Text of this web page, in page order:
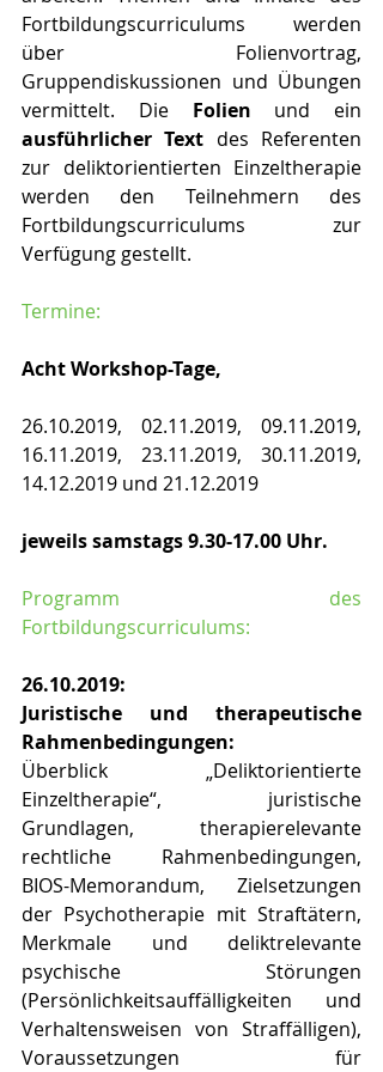
Fortbildungscurriculums werden
über Folienvortrag,
Gruppendiskussionen und Übungen
vermittelt. Die Folien
ausführlicher Text des Referenten
zur deliktorientierten Einzeltherapie
werden den Teilnehmern des
Fortbildungscurriculums zur
Verfügung gestellt.
Termine:
Acht Workshop-Tage,
26.10.2019, 02.11.2019, 09.11.2019,
16.11.2019, 23.11.2019, 30.11.2019,
14.12.2019 und 21.12.2019
jeweils samstags 9.30-17.00 Uhr.
Programm des
Fortbildungscurriculums:
26.10.2019:
Juristische und therapeutische
Rahmenbedingungen:
Überblick „Deliktorientierte
Einzeltherapie“, juristische
Grundlagen, therapierelevante
rechtliche Rahmenbedingungen,
BIOS-Memorandum, Zielsetzungen
der Psychotherapie mit Straftätern,
Merkmale und deliktrelevante
psychische Störungen
(Persönlichkeitsauffälligkeiten und
Verhaltensweisen von Straffälligen),
Voraussetzungen für